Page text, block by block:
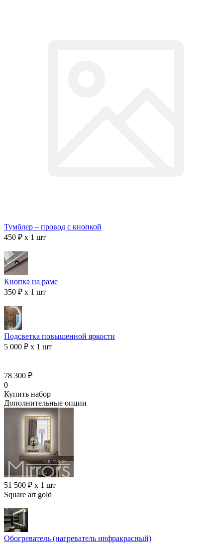
Тумблер – провод с кнопкой
450 ₽ x 1 шт
Кнопка на раме
350 ₽ x 1 шт
Подсветка повышенной яркости
5 000 ₽ x 1 шт
78 300 ₽
0
Купить набор
Дополнительные опции
51 500 ₽ x 1 шт
Square art gold
Обогреватель (нагреватель инфракрасный)